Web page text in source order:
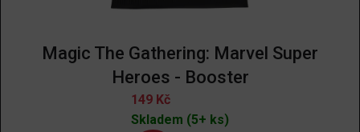
Magic The Gathering: Marvel Super
Heroes - Booster
149 Kč
Skladem (5+ ks)